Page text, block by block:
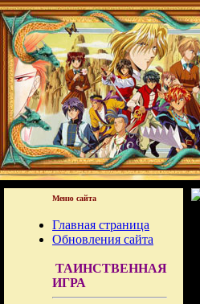
Меню сайта
Главная страница
Обновления сайта
ТАИНСТВЕННАЯ
ИГРА